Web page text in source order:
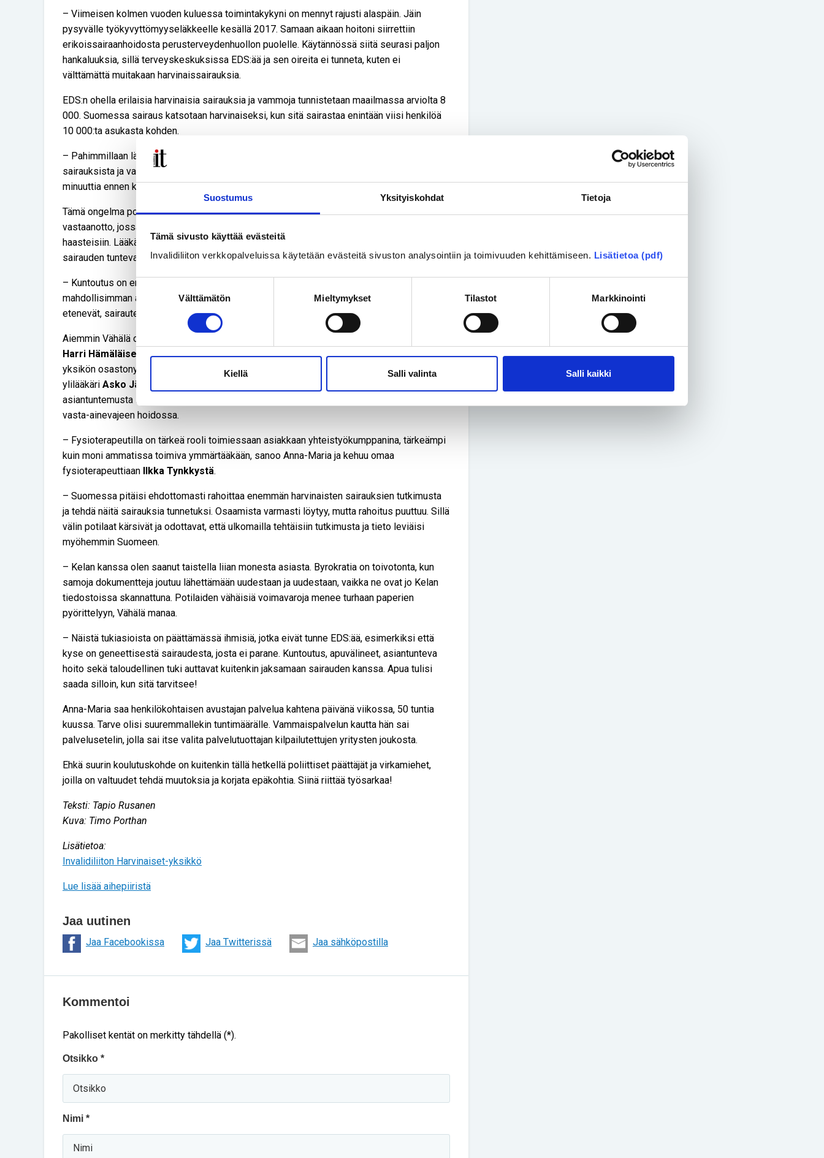
Suostumus Yksityiskohdat Tietoja
Tämä sivusto käyttää evästeitä
Invalidiliiton verkkopalveluissa käytetään evästeitä sivuston analysointiin ja toimivuuden kehittämiseen. Lisätietoa (pdf)
Suostumuksen
valinta
Välttämätön Mieltymykset Tilastot Markkinointi
Kiellä Salli valinta Salli kaikki
– Viimeisen kolmen vuoden kuluessa toimintakykyni on mennyt rajusti alaspäin. Jäin
pysyvälle työkyvyttömyyseläkkeelle kesällä 2017. Samaan aikaan hoitoni siirrettiin
erikoissairaanhoidosta perusterveydenhuollon puolelle. Käytännössä siitä seurasi paljon
hankaluuksia, sillä terveyskeskuksissa EDS:ää ja sen oireita ei tunneta, kuten ei
välttämättä muitakaan harvinaissairauksia.
EDS:n ohella erilaisia harvinaisia sairauksia ja vammoja tunnistetaan maailmassa arviolta 8
000. Suomessa sairaus katsotaan harvinaiseksi, kun sitä sairastaa enintään viisi henkilöä
10 000:ta asukasta kohden.
– Pahimmillaan lääkärikäynnin alusta menee lähes varttitunti lääkärin perehdyttämiseen eri
sairauksista ja varsinaisesta lääkärikäynnin aiheesta pääsee keskustelemaan viitisen
minuuttia ennen käynnin loppua, Anna-Maria harmittelee.
Tämä ongelma poistuisi, jos harvinaispotilailla olisi oma alueellinen, yhteinen lääkärien
vastaanotto, jossa saisi apua kunkin potilaan ongelmiin ja sairauden mukaan tuomiin
haasteisiin. Lääkärin vastaanoton yhteydessä voisivat olla käytettävissä esimerkiksi
sairauden tuntevat fysioterapeutit ja toimintaterapeutit.
– Kuntoutus on erittäin tärkeää liikuntakyvyn ylläpitämiseksi ja se tulisi aloittaa
mahdollisimman aikaisessa vaiheessa, jotta potilaan toimintakyky pysyisi hyvänä ja
etenevät, sairauteen liittyvät terveyshaasteet pystyttäisiin minimoimaan.
Aiemmin Vähälä oli HUS:n erikoissairaanhoidon piirissä ja pätevän fysiatrian ylilääkärin
Harri Hämäläisen
hoidossa. Anna-Maria kiittelee myös HUS:n Harvinaissairauksien
yksikön osastonylilääkäri
Mikko Seppäsen
, HUS:in Infektiosairauksien linjajohtaja
ylilääkäri Asko Järvisen
asiantuntemusta EDS:n tunnistamisessa ja apuvälineiden löytämisessä sekä synnynnäisen
vasta-ainevajeen hoidossa.
– Fysioterapeutilla on tärkeä rooli toimiessaan asiakkaan yhteistyökumppanina, tärkeämpi
kuin moni ammatissa toimiva ymmärtääkään, sanoo Anna-Maria ja kehuu omaa
fysioterapeuttiaan
Ilkka Tynkkystä.
– Suomessa pitäisi ehdottomasti rahoittaa enemmän harvinaisten sairauksien tutkimusta
ja tehdä näitä sairauksia tunnetuksi. Osaamista varmasti löytyy, mutta rahoitus puuttuu. Sillä
välin potilaat kärsivät ja odottavat, että ulkomailla tehtäisiin tutkimusta ja tieto leviäisi
myöhemmin Suomeen.
– Kelan kanssa olen saanut taistella liian monesta asiasta. Byrokratia on toivotonta, kun
samoja dokumentteja joutuu lähettämään uudestaan ja uudestaan, vaikka ne ovat jo Kelan
tiedostoissa skannattuna. Potilaiden vähäisiä voimavaroja menee turhaan paperien
pyörittelyyn, Vähälä manaa.
– Näistä tukiasioista on päättämässä ihmisiä, jotka eivät tunne EDS:ää, esimerkiksi että
kyse on geneettisestä sairaudesta, josta ei parane. Kuntoutus, apuvälineet, asiantunteva
hoito sekä taloudellinen tuki auttavat kuitenkin jaksamaan sairauden kanssa. Apua tulisi
saada silloin, kun sitä tarvitsee!
Anna-Maria saa henkilökohtaisen avustajan palvelua kahtena päivänä viikossa, 50 tuntia
kuussa. Tarve olisi suuremmallekin tuntimäärälle. Vammaispalvelun kautta hän sai
palvelusetelin, jolla sai itse valita palvelutuottajan kilpailutettujen yritysten joukosta.
Ehkä suurin koulutuskohde on kuitenkin tällä hetkellä poliittiset päättäjät ja virkamiehet,
joilla on valtuudet tehdä muutoksia ja korjata epäkohtia. Siinä riittää työsarkaa!
Teksti: Tapio Rusanen
Kuva: Timo Porthan
Lisätietoa:
Invalidiliiton Harvinaiset-yksikkö
Lue lisää aihepiiristä
Jaa uutinen
Jaa Facebookissa Jaa Twitterissä Jaa sähköpostilla
Kommentoi
Pakolliset kentät on merkitty tähdellä (*).
Otsikko *
Nimi *